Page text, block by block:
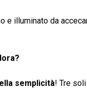
e illuminato da
semplicità! Tre